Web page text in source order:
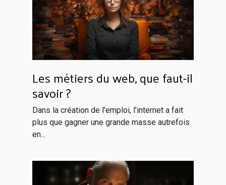
Les métiers du web, que faut-il
savoir ?
Dans la création de l’emploi, l’internet a fait
plus que gagner une grande masse autrefois
en...